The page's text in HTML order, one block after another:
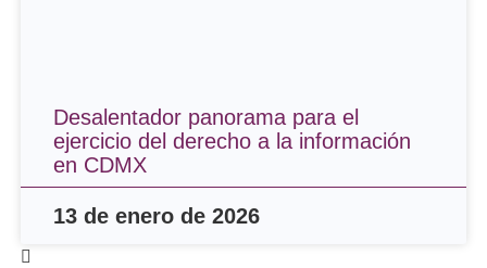
Desalentador panorama para el
ejercicio del derecho a la información
en CDMX
13 de enero de 2026